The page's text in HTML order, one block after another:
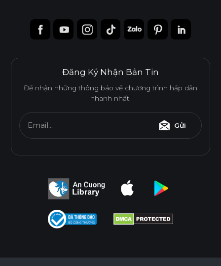
Đăng Ký Nhận Bản Tin
Để nhận những thông báo về chương trình hấp dẫn
nhanh nhất.
Email... Gửi